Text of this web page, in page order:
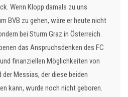
Wenn Klopp damals zu uns
BVB zu gehen, wäre er heute nicht
bei Sturm Graz in Österreich.
das Anspruchsdenken des FC
finanziellen Möglichkeiten von
Messias, der diese beiden
kann, wurde noch nicht geboren.